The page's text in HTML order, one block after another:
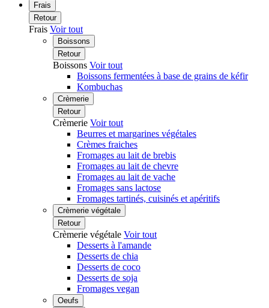
Frais
Retour
Frais Voir tout
Boissons
Retour
Boissons Voir tout
Boissons fermentées à base de grains de kéfir
Kombuchas
Crèmerie
Retour
Crèmerie Voir tout
Beurres et margarines végétales
Crèmes fraiches
Fromages au lait de brebis
Fromages au lait de chevre
Fromages au lait de vache
Fromages sans lactose
Fromages tartinés, cuisinés et apéritifs
Crèmerie végétale
Retour
Crèmerie végétale Voir tout
Desserts à l'amande
Desserts de chia
Desserts de coco
Desserts de soja
Fromages vegan
Oeufs